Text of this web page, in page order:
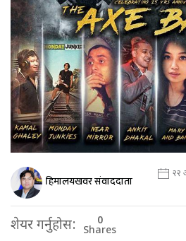
हिमालयखवर संवाददाता २२
शेयर गर्नुहोस: 0
Shares